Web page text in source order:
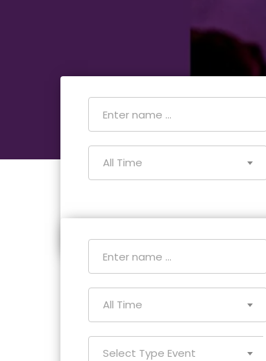
All Time
All Time
Select Type Event